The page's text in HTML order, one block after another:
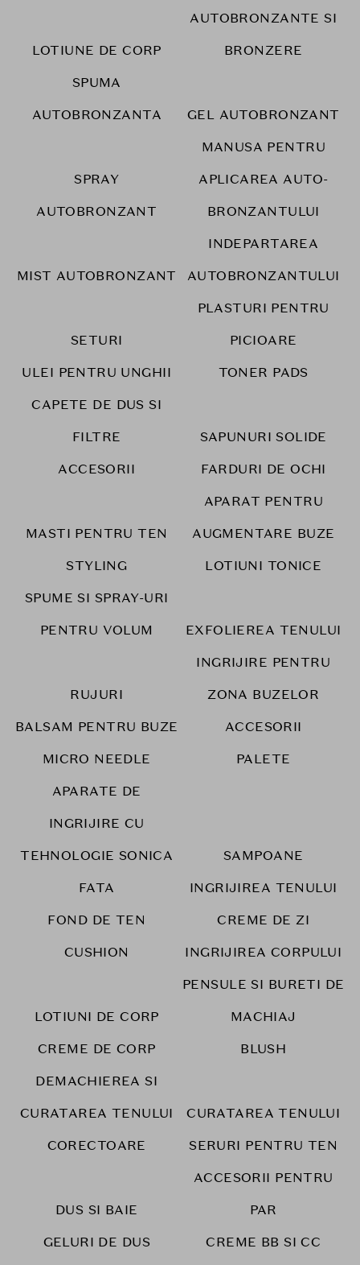
LOTIUNE DE CORP
AUTOBRONZANTE SI
BRONZERE
SPUMA
AUTOBRONZANTA
GEL AUTOBRONZANT
SPRAY
AUTOBRONZANT
MANUSA PENTRU
APLICAREA AUTO-
BRONZANTULUI
MIST AUTOBRONZANT
INDEPARTAREA
AUTOBRONZANTULUI
SETURI
PLASTURI PENTRU
PICIOARE
ULEI PENTRU UNGHII
TONER PADS
CAPETE DE DUS SI
FILTRE
SAPUNURI SOLIDE
ACCESORII
FARDURI DE OCHI
MASTI PENTRU TEN
APARAT PENTRU
AUGMENTARE BUZE
STYLING
LOTIUNI TONICE
SPUME SI SPRAY-URI
PENTRU VOLUM
EXFOLIEREA TENULUI
RUJURI
INGRIJIRE PENTRU
ZONA BUZELOR
BALSAM PENTRU BUZE
ACCESORII
MICRO NEEDLE
PALETE
APARATE DE
INGRIJIRE CU
TEHNOLOGIE SONICA
SAMPOANE
FATA
INGRIJIREA TENULUI
FOND DE TEN
CREME DE ZI
CUSHION
INGRIJIREA CORPULUI
LOTIUNI DE CORP
PENSULE SI BURETI DE
MACHIAJ
CREME DE CORP
BLUSH
DEMACHIEREA SI
CURATAREA TENULUI
CURATAREA TENULUI
CORECTOARE
SERURI PENTRU TEN
DUS SI BAIE
ACCESORII PENTRU
PAR
GELURI DE DUS
CREME BB SI CC